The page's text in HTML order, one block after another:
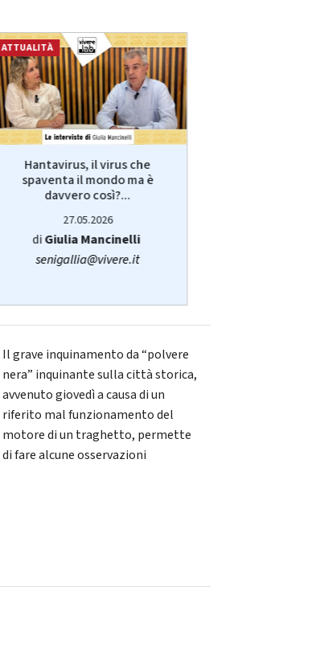
ATTUALITÀ
Hantavirus, il virus che
spaventa il mondo ma è
davvero così?...
27.05.2026
diGiulia Mancinelli
senigallia@vivere.it
Il grave inquinamento da “polvere
nera” inquinante sulla città storica,
avvenuto giovedì a causa di un
riferito mal funzionamento del
motore di un traghetto, permette
di fare alcune osservazioni